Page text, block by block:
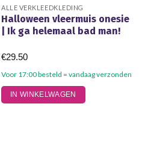
ALLE VERKLEEDKLEDING
Halloween vleermuis onesie
| Ik ga helemaal bad man!
Voor 17:00 besteld = vandaag verzonden
€29.50
IN WINKELWAGEN
Dit
product